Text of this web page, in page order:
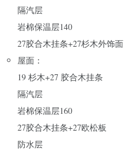
隔汽层
岩棉保温层140
27胶合木挂条+27杉木外饰面
屋面：
19 杉木+27 胶合木挂条
隔汽层
岩棉保温层160
27胶合木挂条+27欧松板
防水层